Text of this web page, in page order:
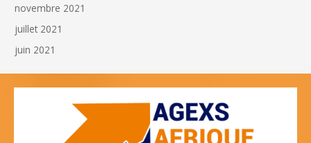
novembre 2021
juillet 2021
juin 2021